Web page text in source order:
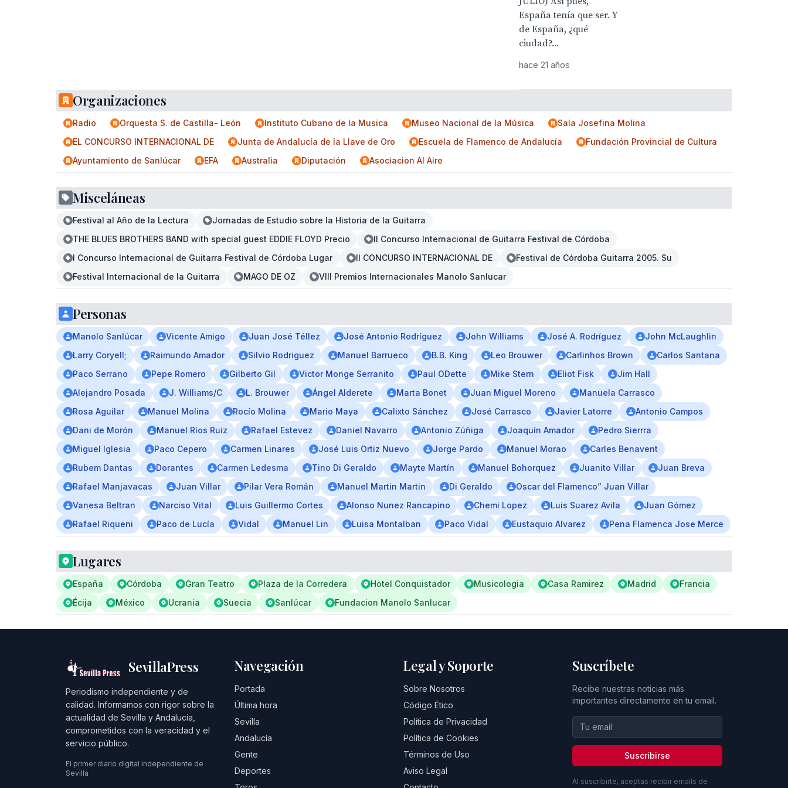
España tenía que ser. Y
de España, ¿qué
ciudad?...
hace 21 años
Organizaciones
Radio Orquesta S. de Castilla- León Instituto Cubano de la Musica Museo Nacional de la Música
Sala Josefina Molina
EL CONCURSO INTERNACIONAL DE
Junta de Andalucía de la Llave de Oro Escuela de Flamenco de Andalucía
Fundación Provincial de Cultura
Ayuntamiento de Sanlúcar
EFA Australia Diputación Asociacion Al Aire
Misceláneas
Festival al Año de la Lectura
Jornadas de Estudio sobre la Historia de la Guitarra
THE BLUES BROTHERS BAND with special guest EDDIE FLOYD Precio
II Concurso Internacional de Guitarra Festival de Córdoba
I Concurso Internacional de Guitarra Festival de Córdoba Lugar
II CONCURSO INTERNACIONAL DE
Festival de Córdoba Guitarra 2005. Su
Festival Internacional de la Guitarra
MAGO DE OZ VIII Premios Internacionales Manolo Sanlucar
Personas
Manolo Sanlúcar Vicente Amigo Juan José Téllez José Antonio Rodríguez John Williams José A. Rodríguez
John McLaughlin
Larry Coryell;
Raimundo Amador Silvio Rodriguez Manuel Barrueco B.B. King Leo Brouwer Carlinhos Brown
Carlos Santana
Paco Serrano
Pepe Romero Gilberto Gil Victor Monge Serranito Paul ODette Mike Stern Eliot Fisk
Jim Hall
Alejandro Posada
J. Williams/C L. Brouwer Ángel Alderete Marta Bonet Juan Miguel Moreno
Manuela Carrasco
Rosa Aguilar
Manuel Molina Rocío Molina Mario Maya Calixto Sánchez José Carrasco Javier Latorre
Antonio Campos
Dani de Morón
Manuel Ríos Ruiz Rafael Estevez Daniel Navarro Antonio Zúñiga Joaquín Amador
Pedro Sierrra
Miguel Iglesia
Paco Cepero Carmen Linares José Luis Ortiz Nuevo Jorge Pardo Manuel Morao
Carles Benavent
Rubem Dantas
Dorantes Carmen Ledesma Tino Di Geraldo Mayte Martín Manuel Bohorquez Juanito Villar
Juan Breva
Rafael Manjavacas
Juan Villar Pilar Vera Román Manuel Martin Martin Di Geraldo
Oscar del Flamenco” Juan Villar
Vanesa Beltran
Narciso Vital Luis Guillermo Cortes Alonso Nunez Rancapino Chemi Lopez Luis Suarez Avila
Juan Gómez
Rafael Riqueni
Paco de Lucía Vidal Manuel Lin Luisa Montalban Paco Vidal Eustaquio Alvarez Pena Flamenca Jose Merce
Lugares
España Córdoba Gran Teatro Plaza de la Corredera Hotel Conquistador Musicologia Casa Ramirez Madrid
Francia
Écija
México Ucrania Suecia Sanlúcar Fundacion Manolo Sanlucar
SevillaPress
Periodismo independiente y de
calidad. Informamos con rigor sobre la
actualidad de Sevilla y Andalucía,
comprometidos con la veracidad y el
servicio público.
El primer diario digital independiente de
Sevilla
Navegación
Portada
Última hora
Sevilla
Andalucía
Gente
Deportes
Legal y Soporte
Sobre Nosotros
Código Ético
Política de Privacidad
Política de Cookies
Términos de Uso
Aviso Legal
Suscríbete
Recibe nuestras noticias más
importantes directamente en tu email.
Suscribirse
Al suscribirte, aceptas recibir emails de